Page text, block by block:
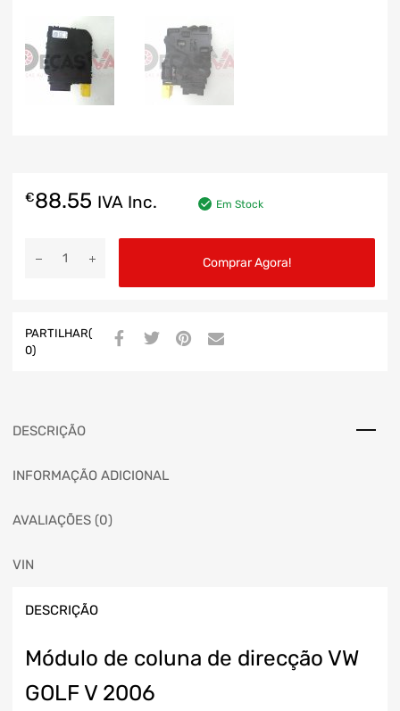
€88.55 IVA Inc. Em Stock
Comprar Agora!
PARTILHAR(
0)
DESCRIÇÃO
INFORMAÇÃO ADICIONAL
AVALIAÇÕES (0)
VIN
DESCRIÇÃO
Módulo de coluna de direcção VW
GOLF V 2006